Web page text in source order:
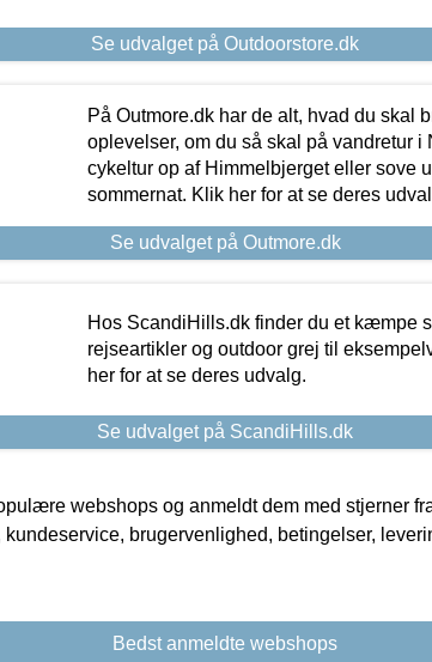
Se udvalget på Outdoorstore.dk
På Outmore.dk har de alt, hvad du skal
oplevelser, om du så skal på vandretur i
cykeltur op af Himmelbjerget eller sove
sommernat. Klik her for at se deres
Se udvalget på Outmore.dk
Hos ScandiHills.dk finder du et kæmpe
rejseartikler og outdoor grej til
her for at se deres udvalg.
Se udvalget på ScandiHills.dk
webshops og anmeldt dem med stjerner
brugervenlighed, betingelser,
Bedst anmeldte webshops